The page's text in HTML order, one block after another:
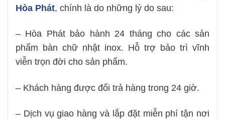
Hòa Phát, chính là do những lý do sau:
– Hòa Phát bảo hành 24 tháng cho các sản
phẩm bàn chữ nhật inox. Hỗ trợ bảo trì vĩnh
viễn trọn đời cho sản phẩm.
– Khách hàng được đổi trả hàng trong 24 giờ.
– Dịch vụ giao hàng và lắp đặt miễn phí tận nơi